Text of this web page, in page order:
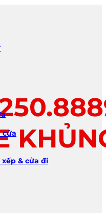
cửa
& cửa đi